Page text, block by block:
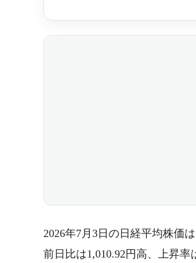
2026年7月3日の日経平均株価は
前日比は1,010.92円高、上昇率